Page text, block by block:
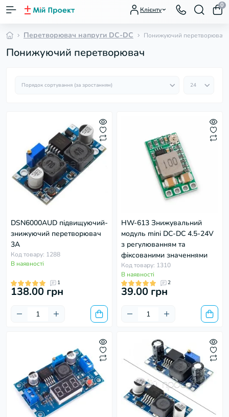
Клієнту
0
Перетворювач напруги DC-DC Понижуючий перетворювач
Понижуючий перетворювач
DSN6000AUD підвищуючий-
знижуючий перетворювач
3А
Код товару: 1288
В наявності
1
138.00 грн
HW-613 Знижувальний
модуль mini DC-DC 4.5-24V
з регулюванням та
фіксованими значеннями
Код товару: 1310
В наявності
2
39.00 грн